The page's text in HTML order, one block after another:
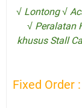
√ Lontong √
√ Peralatan
khusus Stall
Fixed Order